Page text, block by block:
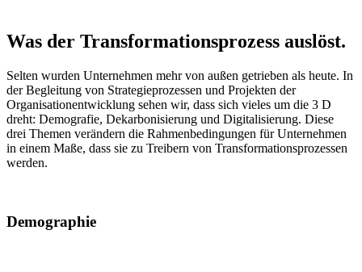
Was der Transformationsprozess auslöst.
Selten wurden Unternehmen mehr von außen getrieben als heute. In
der Begleitung von Strategieprozessen und Projekten der
Organisationentwicklung sehen wir, dass sich vieles um die 3 D
dreht: Demografie, Dekarbonisierung und Digitalisierung. Diese
drei Themen verändern die Rahmenbedingungen für Unternehmen
in einem Maße, dass sie zu Treibern von Transformationsprozessen
werden.
Demographie